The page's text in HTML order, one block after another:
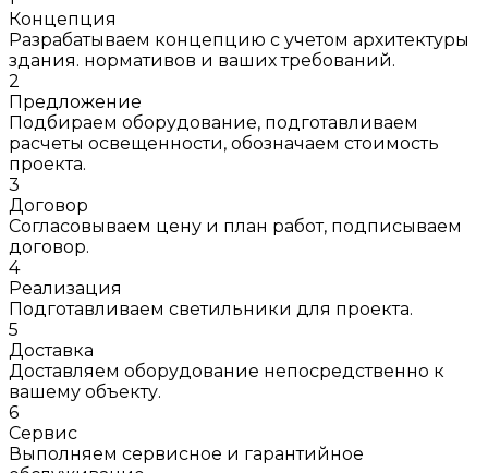
Концепция
Разрабатываем концепцию с учетом архитектуры
здания. нормативов и ваших требований.
2
Предложение
Подбираем оборудование, подготавливаем
расчеты освещенности, обозначаем стоимость
проекта.
3
Договор
Согласовываем цену и план работ, подписываем
договор.
4
Реализация
Подготавливаем светильники для проекта.
5
Доставка
Доставляем оборудование непосредственно к
вашему объекту.
6
Сервис
Выполняем сервисное и гарантийное